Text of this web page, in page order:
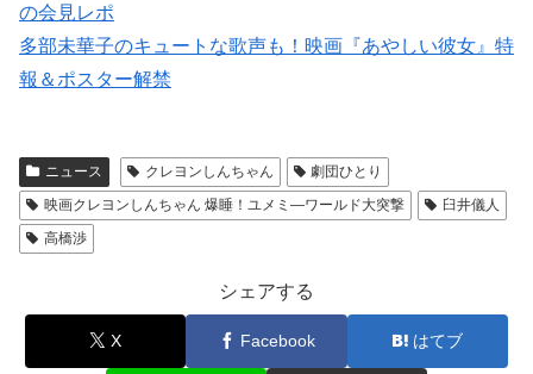
の会見レポ
多部未華子のキュートな歌声も！映画『あやしい彼女』特
報＆ポスター解禁
ニュース クレヨンしんちゃん
劇団ひとり
映画クレヨンしんちゃん 爆睡！ユメミ―ワールド大突撃
臼井儀人
高橋渉
シェアする
X Facebook はてブ